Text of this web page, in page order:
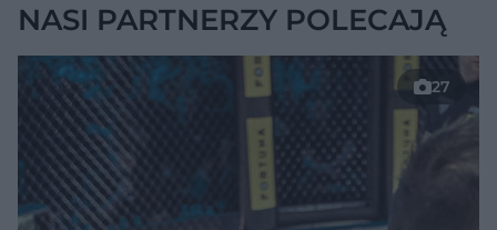
NASI PARTNERZY POLECAJĄ
27